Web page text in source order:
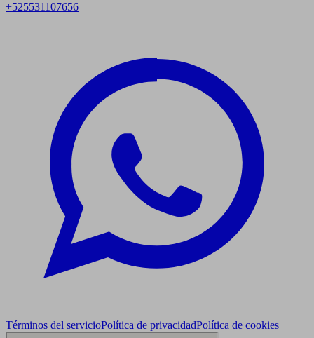
+525531107656
Términos del servicioPolítica de privacidadPolítica de cookies